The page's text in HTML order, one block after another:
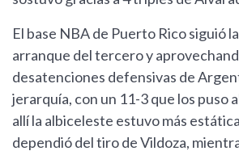
El base NBA de Puerto Rico siguió
arranque del tercero y
desatenciones defensivas de
jerarquía, con un 11-3 que los puso
allí la albiceleste estuvo más
dependió del tiro de Vildoza,